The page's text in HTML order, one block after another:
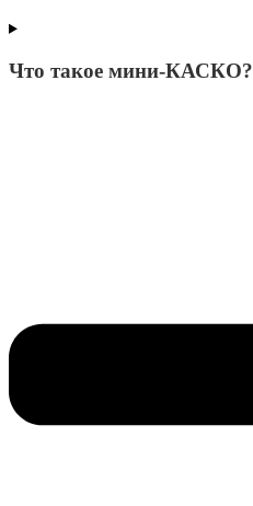
Что такое мини-КАСКО?